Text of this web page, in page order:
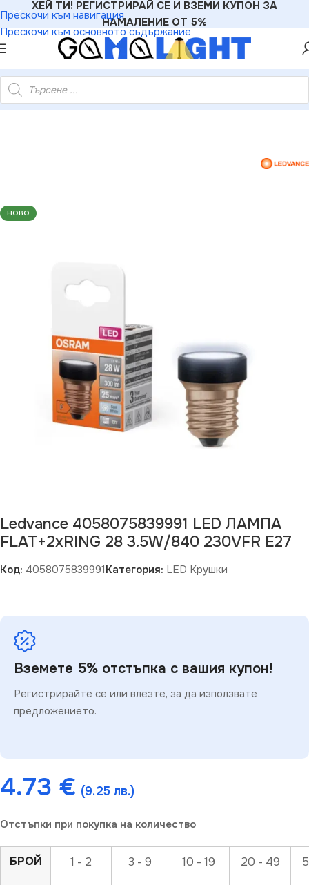
Прескочи към навигация
Прескочи към основното съдържание
ХЕЙ ТИ! РЕГИСТРИРАЙ СЕ И ВЗЕМИ КУПОН ЗА
НАМАЛЕНИЕ ОТ 5%
LED ЛАМПА FLAT+2xRING 28 3.5W/840 230VFR E27
НОВО
Ledvance 4058075839991 LED ЛАМПА
FLAT+2xRING 28 3.5W/840 230VFR E27
Код: 4058075839991Категория: LED Крушки
Вземете 5% отстъпка с вашия купон!
Регистрирайте се или влезте, за да използвате
предложението.
4.73 € (9.25 лв.)
Отстъпки при покупка на количество
БРОЙ 1 - 2 3 - 9 10 - 19 20 - 49